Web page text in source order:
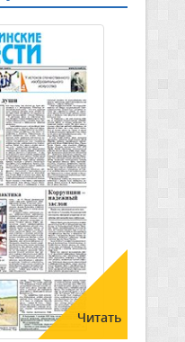
Читать